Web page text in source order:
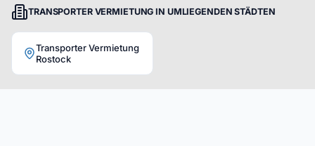
TRANSPORTER VERMIETUNG IN UMLIEGENDEN STÄDTEN
Transporter Vermietung
Rostock